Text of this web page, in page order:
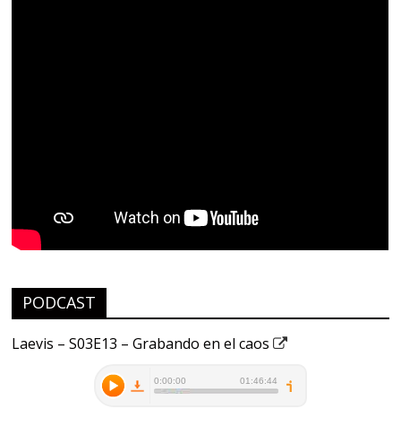
PODCAST
Laevis – S03E13 – Grabando en el caos